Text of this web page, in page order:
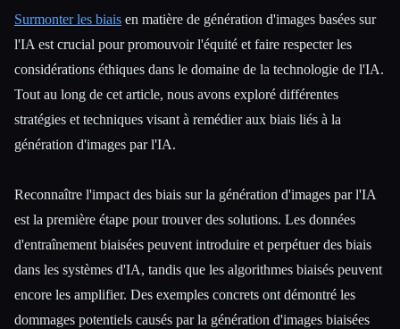
Surmonter les biais en matière de génération d'images basées sur
l'IA est crucial pour promouvoir l'équité et faire respecter les
considérations éthiques dans le domaine de la technologie de l'IA.
Tout au long de cet article, nous avons exploré différentes
stratégies et techniques visant à remédier aux biais liés à la
génération d'images par l'IA.
Reconnaître l'impact des biais sur la génération d'images par l'IA
est la première étape pour trouver des solutions. Les données
d'entraînement biaisées peuvent introduire et perpétuer des biais
dans les systèmes d'IA, tandis que les algorithmes biaisés peuvent
encore les amplifier. Des exemples concrets ont démontré les
dommages potentiels causés par la génération d'images biaisées